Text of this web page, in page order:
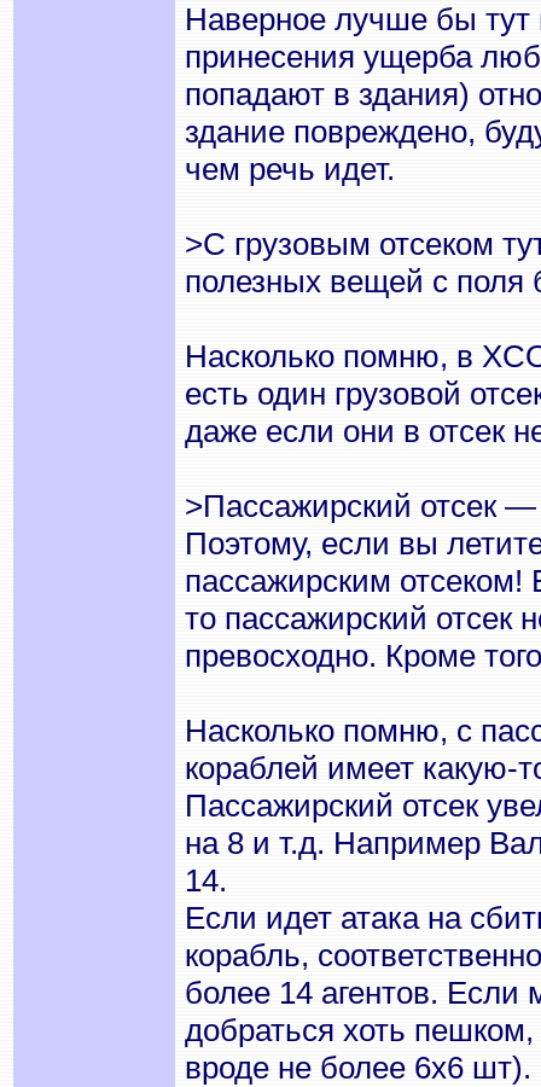
Наверное лучше бы тут
принесения ущерба
попадают в здания)
здание повреждено,
чем речь идет.
>С грузовым отсеком
полезных вещей с поля
Насколько помню, в
есть один грузовой
даже если они в отсек
>Пассажирский отсек
Поэтому, если вы
пассажирским
то пассажирский отсек
превосходно. Кроме
Насколько помню, с
кораблей имеет какую-
Пассажирский отсек
на 8 и т.д. Например
14.
Если идет атака на
корабль,
более 14 агентов. Если
добраться хоть
вроде не более 6х6 шт).